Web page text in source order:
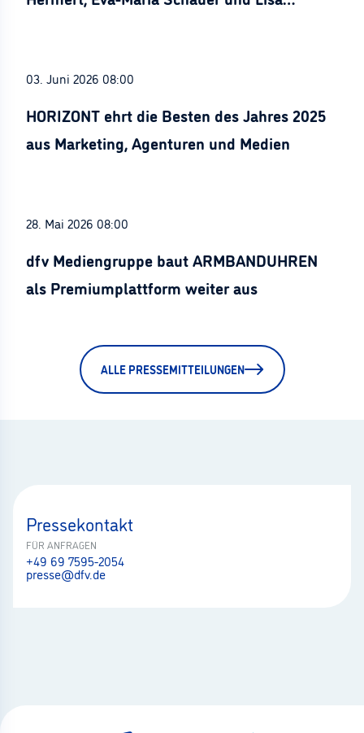
03. Juni 2026 08:00
HORIZONT ehrt die Besten des Jahres 2025
aus Marketing, Agenturen und Medien
28. Mai 2026 08:00
dfv Mediengruppe baut ARMBANDUHREN
als Premiumplattform weiter aus
ALLE PRESSEMITTEILUNGEN
Pressekontakt
FÜR ANFRAGEN
+49 69 7595-2054
presse@dfv.de